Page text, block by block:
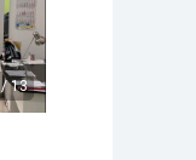
/13